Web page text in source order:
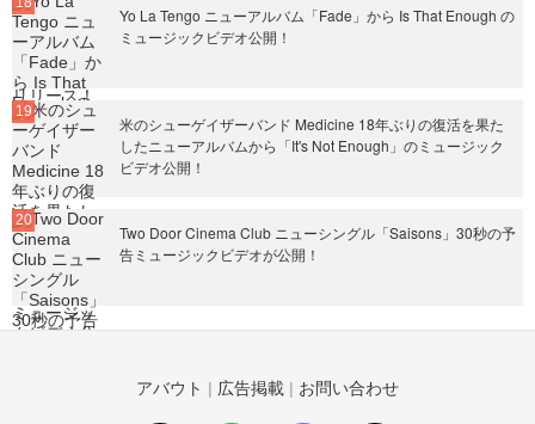
Yo La Tengo ニューアルバム「Fade」から Is That Enough の
ミュージックビデオ公開！
米のシューゲイザーバンド Medicine 18年ぶりの復活を果た
したニューアルバムから「It's Not Enough」のミュージック
ビデオ公開！
Two Door Cinema Club ニューシングル「Saisons」30秒の予
告ミュージックビデオが公開！
アバウト | 広告掲載 | お問い合わせ